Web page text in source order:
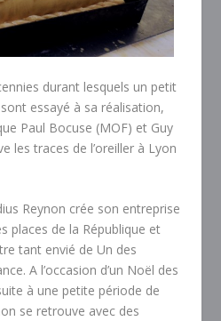
durant lesquels un petit
essayé à sa réalisation,
Paul Bocuse (MOF) et Guy
les traces de l’oreiller à Lyon
Reynon crée son entreprise
places de la République et
tant envié de Un des
A l’occasion d’un Noël des
à une petite période de
se retrouve avec des